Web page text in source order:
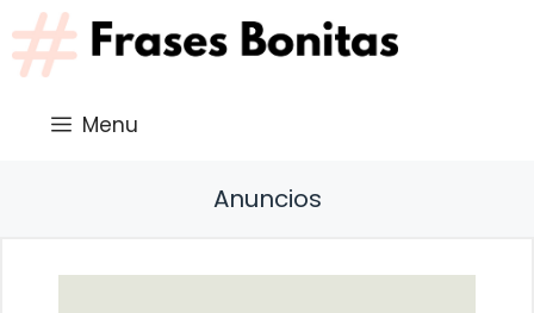
Saltar
al
contenido
Menu
Anuncios